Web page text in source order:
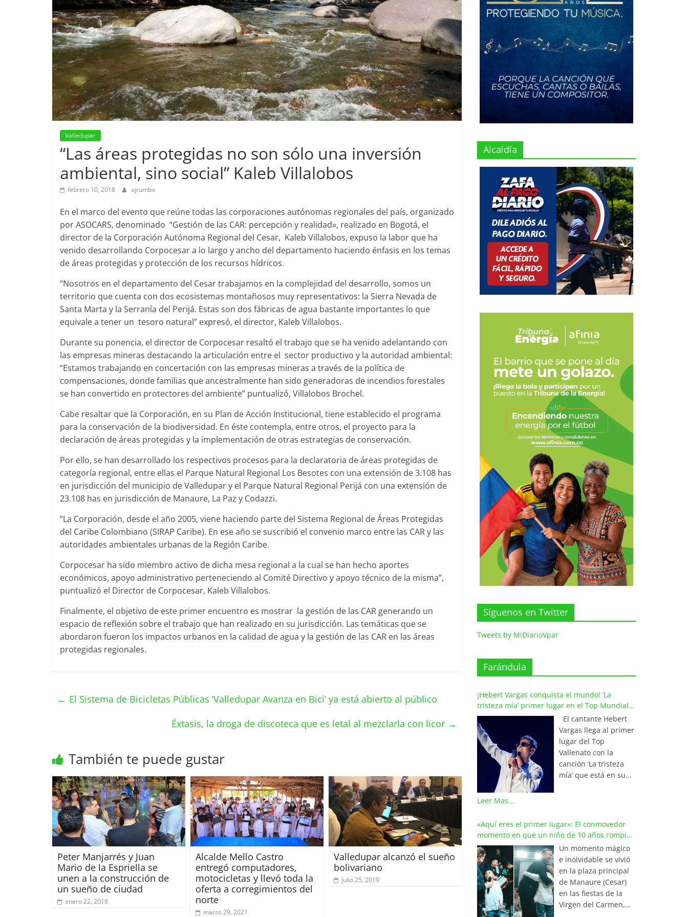
Valledupar
“Las áreas protegidas no son sólo una inversión
ambiental, sino social” Kaleb Villalobos
febrero 10, 2018 ajrumbo
En el marco del evento que reúne todas las corporaciones autónomas regionales del país, organizado
por ASOCARS, denominado “Gestión de las CAR: percepción y realidad», realizado en Bogotá, el
director de la Corporación Autónoma Regional del Cesar, Kaleb Villalobos, expuso la labor que ha
venido desarrollando Corpocesar a lo largo y ancho del departamento haciendo énfasis en los temas
de áreas protegidas y protección de los recursos hídricos.
“Nosotros en el departamento del Cesar trabajamos en la complejidad del desarrollo, somos un
territorio que cuenta con dos ecosistemas montañosos muy representativos: la Sierra Nevada de
Santa Marta y la Serranía del Perijá. Estas son dos fábricas de agua bastante importantes lo que
equivale a tener un tesoro natural” expresó, el director, Kaleb Villalobos.
Durante su ponencia, el director de Corpocesar resaltó el trabajo que se ha venido adelantando con
las empresas mineras destacando la articulación entre el sector productivo y la autoridad ambiental:
“Estamos trabajando en concertación con las empresas mineras a través de la política de
compensaciones, donde familias que ancestralmente han sido generadoras de incendios forestales
se han convertido en protectores del ambiente” puntualizó, Villalobos Brochel.
Cabe resaltar que la Corporación, en su Plan de Acción Institucional, tiene establecido el programa
para la conservación de la biodiversidad. En éste contempla, entre otros, el proyecto para la
declaración de áreas protegidas y la implementación de otras estrategias de conservación.
Por ello, se han desarrollado los respectivos procesos para la declaratoria de áreas protegidas de
categoría regional, entre ellas el Parque Natural Regional Los Besotes con una extensión de 3.108 has
en jurisdicción del municipio de Valledupar y el Parque Natural Regional Perijá con una extensión de
23.108 has en jurisdicción de Manaure, La Paz y Codazzi.
“La Corporación, desde el año 2005, viene haciendo parte del Sistema Regional de Áreas Protegidas
del Caribe Colombiano (SIRAP Caribe). En ese año se suscribió el convenio marco entre las CAR y las
autoridades ambientales urbanas de la Región Caribe.
Corpocesar ha sido miembro activo de dicha mesa regional a la cual se han hecho aportes
económicos, apoyo administrativo perteneciendo al Comité Directivo y apoyo técnico de la misma”,
puntualizó el Director de Corpocesar, Kaleb Villalobos.
Finalmente, el objetivo de este primer encuentro es mostrar la gestión de las CAR generando un
espacio de reflexión sobre el trabajo que han realizado en su jurisdicción. Las temáticas que se
abordaron fueron los impactos urbanos en la calidad de agua y la gestión de las CAR en las áreas
protegidas regionales.
← El Sistema de Bicicletas Públicas ‘Valledupar Avanza en Bici’ ya está abierto al público
Éxtasis, la droga de discoteca que es letal al mezclarla con licor →
También te puede gustar
Peter Manjarrés y Juan
Mario de la Espriella se
unen a la construcción de
un sueño de ciudad
enero 22, 2018
Alcalde Mello Castro
entregó computadores,
motocicletas y llevó toda la
oferta a corregimientos del
norte
marzo 29, 2021
Valledupar alcanzó el sueño
bolivariano
julio 25, 2019
Alcaldía
Síguenos en Twitter
Tweets by MiDiarioVpar
Farándula
¡Hebert Vargas conquista el mundo! ‘La
tristeza mía’ primer lugar en el Top Mundial
del Vallenato
El cantante Hebert
Vargas llega al primer
lugar del Top
Vallenato con la
canción ‘La tristeza
mía’ que está en su
de los listados
musicales en
Colombia y países de
América y Europa.
Esta emotiva
composición del
maestro Wilfran
Castillo se posicionó
en el primer lugar de
Leer Mas...
«Aquí eres el primer lugar»: El conmovedor
momento en que un niño de 10 años rompió
en llanto al cantar con Iván Villazón
Un momento mágico
e inolvidable se vivió
en la plaza principal
de Manaure (Cesar)
en las fiestas de la
Virgen del Carmen,